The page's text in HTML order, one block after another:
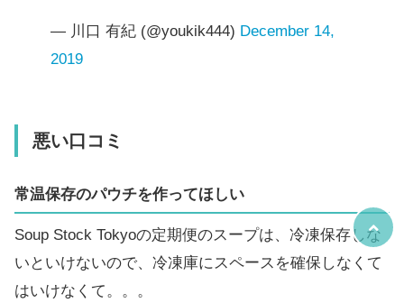
— 川口 有紀 (@youkik444) December 14,
2019
悪い口コミ
常温保存のパウチを作ってほしい
Soup Stock Tokyoの定期便のスープは、冷凍保存しな
いといけないので、冷凍庫にスペースを確保しなくて
はいけなくて。。。